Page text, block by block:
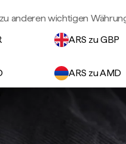
anderen wichtigen
ARS zu GBP
ARS zu AMD